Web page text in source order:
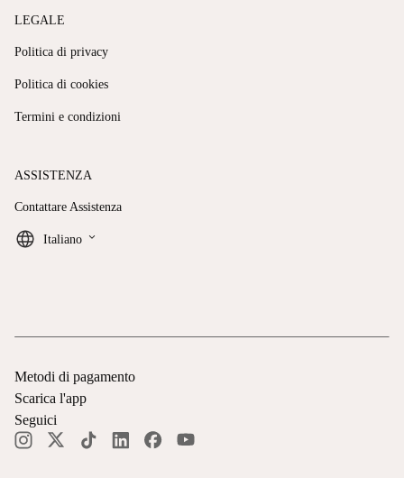
LEGALE
Politica di privacy
Politica di cookies
Termini e condizioni
ASSISTENZA
Contattare Assistenza
Italiano keyboard_arrow_down
Metodi di pagamento
Scarica l'app
Seguici